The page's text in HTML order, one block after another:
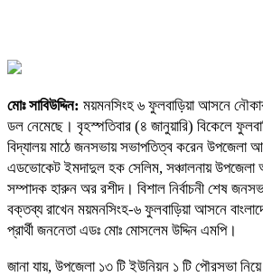
মোঃ সাবিউদ্দিন: ময়মনসিংহ ৬ ফুলবাড়িয়া আসনে
ডল নেমেছে। বৃহস্পতিবার (৪ জানুয়ারি) বিকেলে
বিদ্যালয় মাঠে জনসভায় সভাপতিত্ব করেন উপজেলা
এডভোকেট ইমদাদুল হক সেলিম, সঞ্চালনায় উপজেলা
সম্পাদক হারুন অর রশীদ। বিশাল নির্বাচনী শেষ
বক্তব্য রাখেন ময়মনসিংহ-৬ ফুলবাড়িয়া আসনে
প্রার্থী জননেতা এডঃ মোঃ মোসলেম উদ্দিন এমপি।
জানা যায়, উপজেলা ১৩ টি ইউনিয়ন ১ টি পৌরসভা